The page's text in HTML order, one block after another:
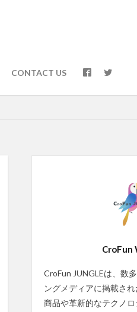
CONTACT US
CroFun
CroFun JUNGLEは、数
ングメディアに掲載さ
商品や革新的なテクノ